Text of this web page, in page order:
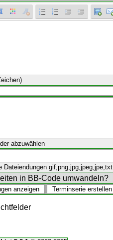
abzuwählen
in BB-Code umwandeln?